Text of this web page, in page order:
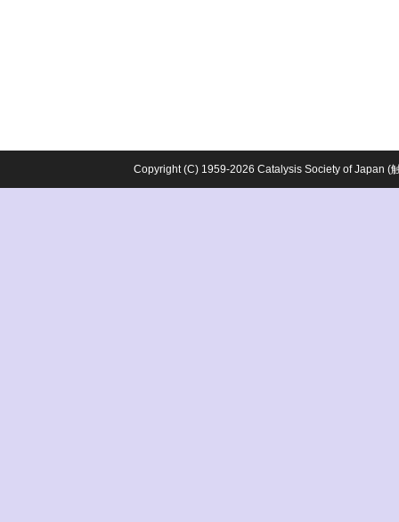
Copyright (C) 1959-2026 Catalysis Society of Japan (